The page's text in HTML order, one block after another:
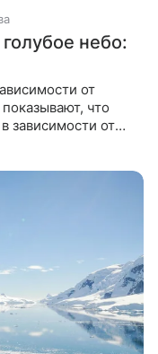
небо:
от
что
зависимости от